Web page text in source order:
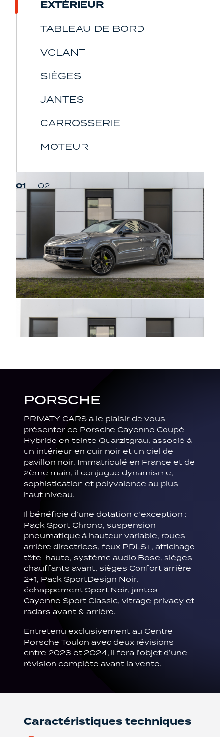
EXTÉRIEUR
TABLEAU DE BORD
VOLANT
SIÈGES
JANTES
CARROSSERIE
MOTEUR
01 02
PORSCHE
PRIVATY CARS a le plaisir de vous
présenter ce Porsche Cayenne Coupé
Hybride en teinte Quarzitgrau, associé à
un intérieur en cuir noir et un ciel de
pavillon noir. Immatriculé en France et de
2ème main, il conjugue dynamisme,
sophistication et polyvalence au plus
haut niveau.
Il bénéficie d’une dotation d’exception :
Pack Sport Chrono, suspension
pneumatique à hauteur variable, roues
arrière directrices, feux PDLS+, affichage
tête-haute, système audio Bose, sièges
chauffants avant, sièges Confort arrière
2+1, Pack SportDesign Noir,
échappement Sport Noir, jantes
Cayenne Sport Classic, vitrage privacy et
radars avant & arrière.
Entretenu exclusivement au Centre
Porsche Toulon avec deux révisions
entre 2023 et 2024, il fera l’objet d’une
révision complète avant la vente.
Caractéristiques techniques